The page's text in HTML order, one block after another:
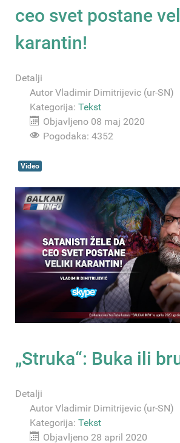
ceo svet postane
karantin!
Detalji
Autor Vladimir Dimitrijevic (ur-SN)
Kategorija: Tekst
Objavljeno 08 maj 2020
Pogodaka: 4352
Video
„Struka“: Buka ili
Detalji
Autor Vladimir Dimitrijevic (ur-SN)
Kategorija: Tekst
Objavljeno 28 april 2020